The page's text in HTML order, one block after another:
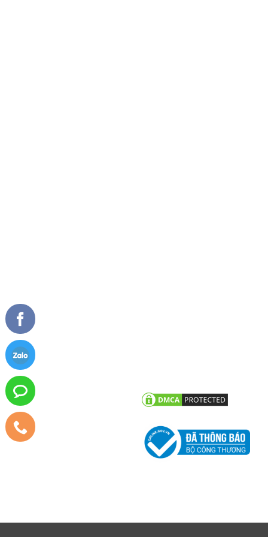
TIN TỨC
Tư vấn - hỏi đáp
Công trình tiêu biểu
Tin tức công ty
Tin khuyến mãi